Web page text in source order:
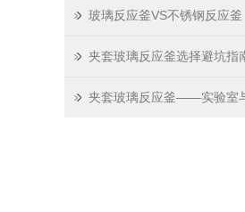
玻璃反应釜VS不锈钢反应釜
夹套玻璃反应釜选择避坑指